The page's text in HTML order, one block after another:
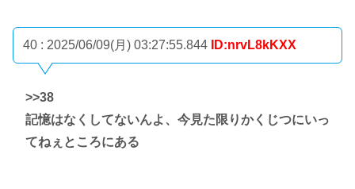
40 : 2025/06/09(月) 03:27:55.844 ID:nrvL8kKXX
>>38
記憶はなくしてないんよ、今見た限りかくじつにいっ
てねぇところにある